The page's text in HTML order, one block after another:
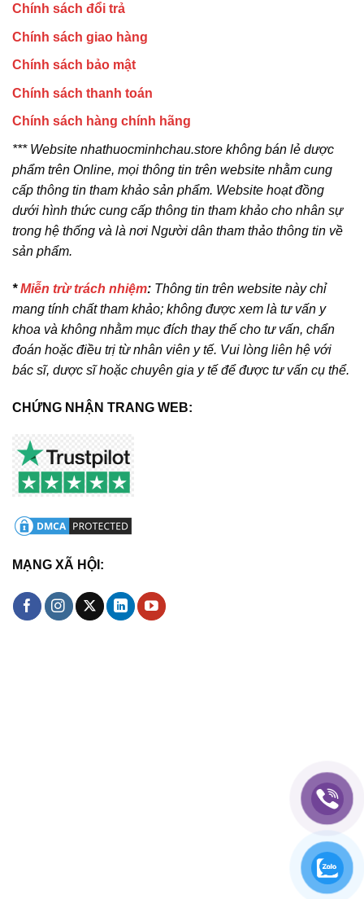
Chính sách đổi trả
Chính sách giao hàng
Chính sách bảo mật
Chính sách thanh toán
Chính sách hàng chính hãng
*** Website nhathuocminhchau.store không bán lẻ dược
phẩm trên Online, mọi thông tin trên website nhằm cung
cấp thông tin tham khảo sản phẩm. Website hoạt đồng
dưới hình thức cung cấp thông tin tham khảo cho nhân sự
trong hệ thống và là nơi Người dân tham thảo thông tin về
sản phẩm.
*Miễn trừ trách nhiệm: Thông tin trên website này chỉ
mang tính chất tham khảo; không được xem là tư vấn y
khoa và không nhằm mục đích thay thế cho tư vấn, chẩn
đoán hoặc điều trị từ nhân viên y tế. Vui lòng liên hệ với
bác sĩ, dược sĩ hoặc chuyên gia y tế để được tư vấn cụ thể.
CHỨNG NHẬN TRANG WEB:
MẠNG XÃ HỘI: